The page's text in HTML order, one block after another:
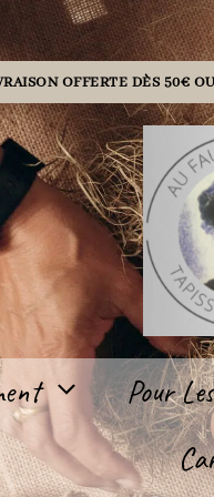
OFFERTE DÈS 50€
Pour